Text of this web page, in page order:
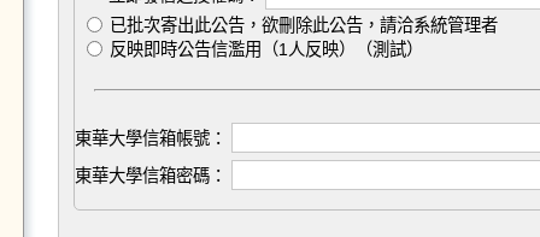
已批次寄出此公告，欲刪除此公告，請洽系統管理者
反映即時公告信濫用（1人反映）（測試）
東華大學信箱帳號：
東華大學信箱密碼：